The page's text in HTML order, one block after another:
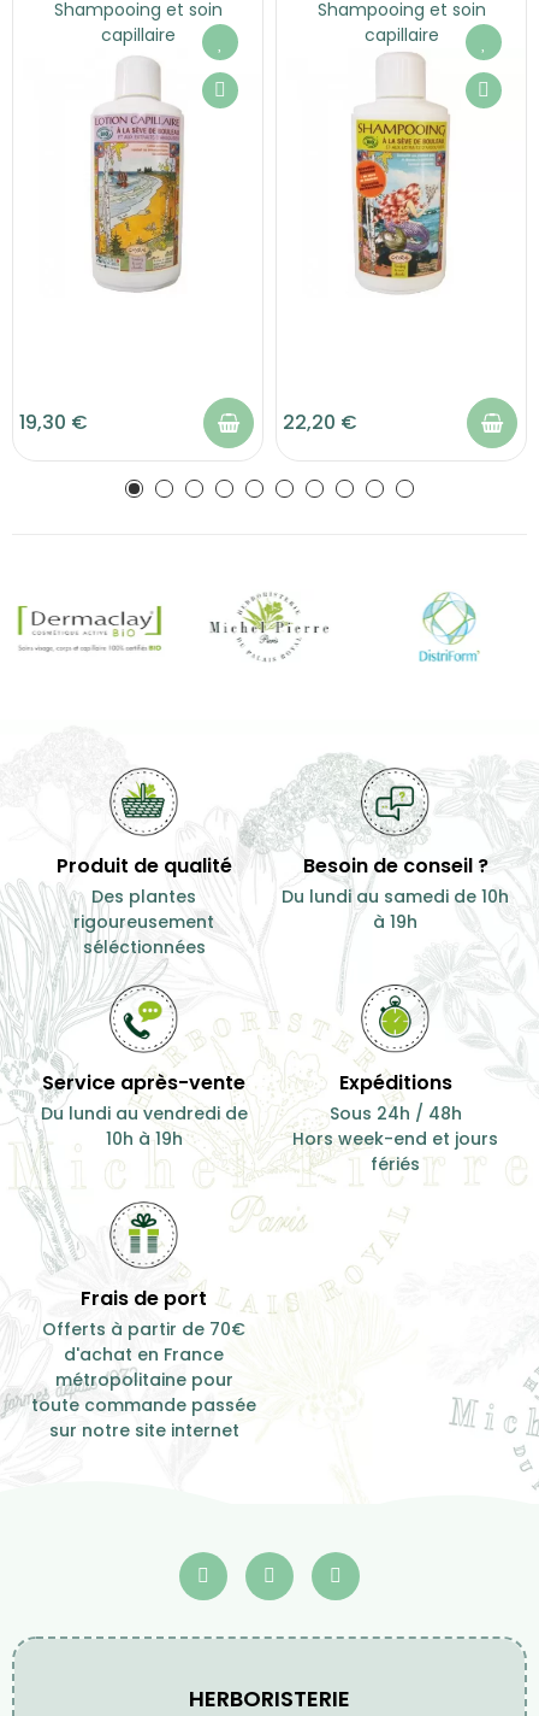
Shampooing et soin
capillaire
19,30 €
Shampooing et soin
capillaire
22,20 €
Produit de qualité
Des plantes
rigoureusement
séléctionnées
Besoin de conseil ?
Du lundi au samedi de 10h
à 19h
Service après-vente
Du lundi au vendredi de
10h à 19h
Expéditions
Sous 24h / 48h
Hors week-end et jours
fériés
Frais de port
Offerts à partir de 70€
d'achat en France
métropolitaine pour
toute commande passée
sur notre site internet
HERBORISTERIE